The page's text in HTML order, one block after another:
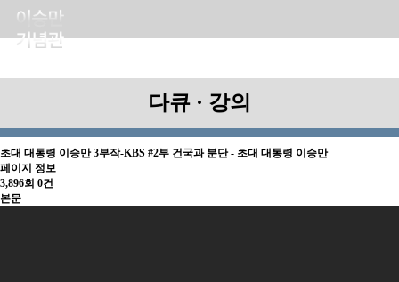
다큐 · 강의
초대 대통령 이승만 3부작-KBS #2부 건국과 분단 - 초대 대통령 이승만
페이지 정보
3,896회 0건
본문